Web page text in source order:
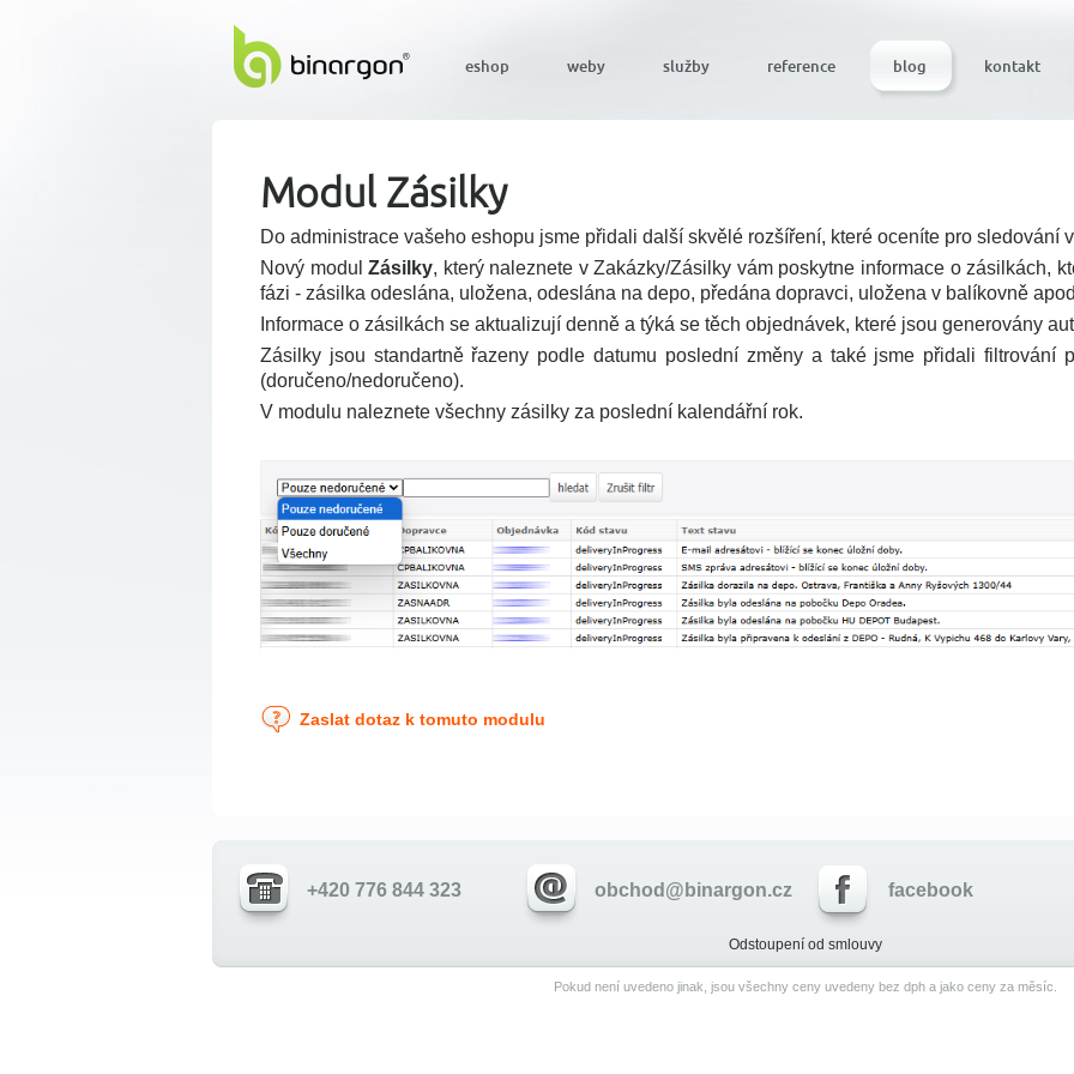
Modul Zásilky
Do administrace vašeho eshopu jsme přidali další skvělé rozšíření, které oceníte pro sledování
Nový modulZásilky, který naleznete v Zakázky/Zásilky vám poskytne informace o zásilkách,
fázi - zásilka odeslána, uložena, odeslána na depo, předána dopravci, uložena v balíkovně
Informace o zásilkách se aktualizují denně a týká se těch objednávek, které jsou generovány
Zásilky jsou standartně řazeny podle datumu poslední změny a také jsme přidali filtrování
(doručeno/nedoručeno).
V modulu naleznete všechny zásilky za poslední kalendářní rok.
Zaslat dotaz k tomuto modulu
+420 776 844 323 obchod@binargon.cz facebook
Odstoupení od smlouvy
Pokud není uvedeno jinak, jsou všechny ceny uvedeny bez dph a jako ceny za měsíc.
eshop weby služby reference blog kontakt